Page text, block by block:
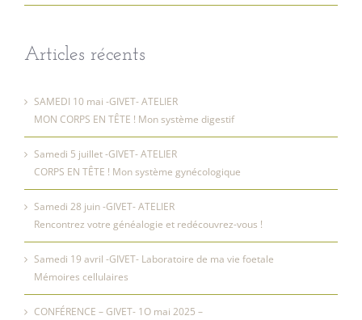
Articles récents
SAMEDI 10 mai -GIVET- ATELIER
MON CORPS EN TÊTE ! Mon système digestif
Samedi 5 juillet -GIVET- ATELIER
CORPS EN TÊTE ! Mon système gynécologique
Samedi 28 juin -GIVET- ATELIER
Rencontrez votre généalogie et redécouvrez-vous !
Samedi 19 avril -GIVET- Laboratoire de ma vie foetale
Mémoires cellulaires
CONFÉRENCE – GIVET- 1O mai 2025 –